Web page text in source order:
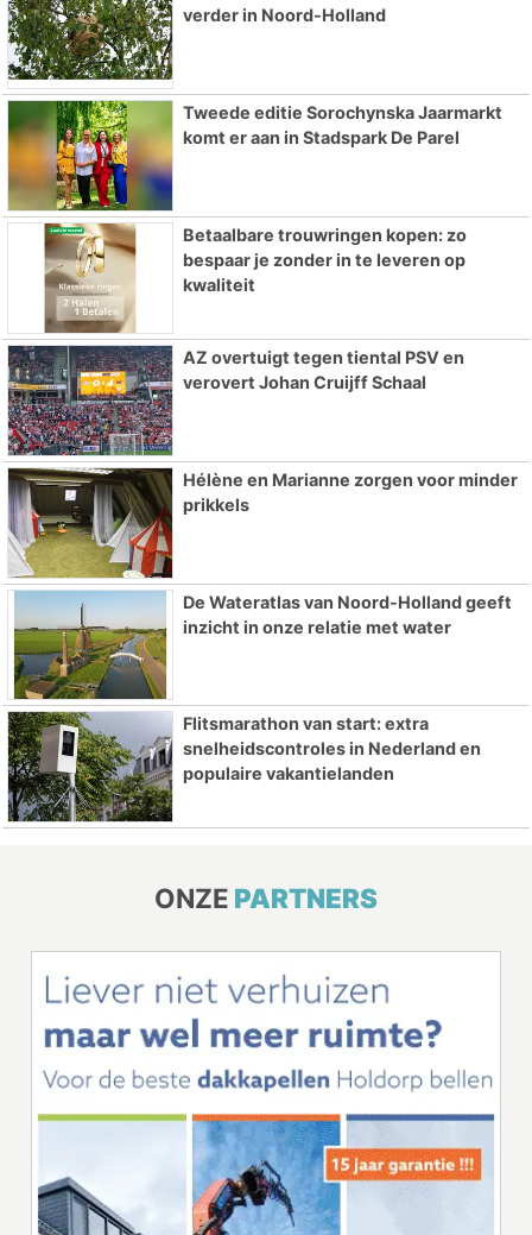
verder in Noord-Holland
Tweede editie Sorochynska Jaarmarkt
komt er aan in Stadspark De Parel
Betaalbare trouwringen kopen: zo
bespaar je zonder in te leveren op
kwaliteit
AZ overtuigt tegen tiental PSV en
verovert Johan Cruijff Schaal
Hélène en Marianne zorgen voor minder
prikkels
De Wateratlas van Noord-Holland geeft
inzicht in onze relatie met water
Flitsmarathon van start: extra
snelheidscontroles in Nederland en
populaire vakantielanden
ONZE PARTNERS